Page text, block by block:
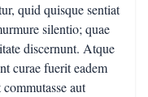
quid quisque sentiat
silentio; quae
discernunt. Atque
curae fuerit eadem
aut